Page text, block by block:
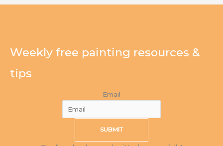
Weekly free painting resources &
tips
Email
SUBMIT